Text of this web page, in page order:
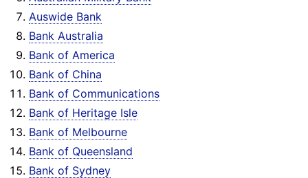
Auswide Bank
Bank Australia
Bank of America
Bank of China
Bank of Communications
Bank of Heritage Isle
Bank of Melbourne
Bank of Queensland
Bank of Sydney